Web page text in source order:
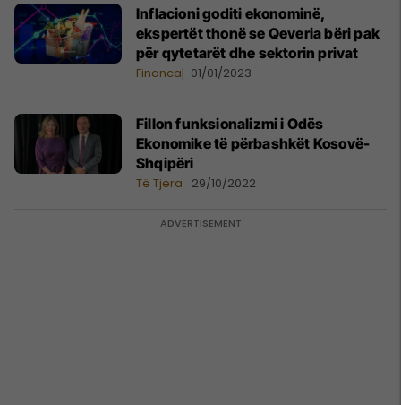
​Inflacioni goditi ekonominë,
ekspertët thonë se Qeveria bëri pak
për qytetarët dhe sektorin privat
Financa 01/01/2023
Fillon funksionalizmi i Odës
Ekonomike të përbashkët Kosovë-
Shqipëri
Të Tjera 29/10/2022